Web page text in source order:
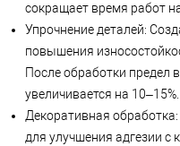
сокращает время работ
Упрочнение деталей:
повышения
После обработки предел
увеличивается на 10–15%.
Декоративная
для улучшения адгезии с